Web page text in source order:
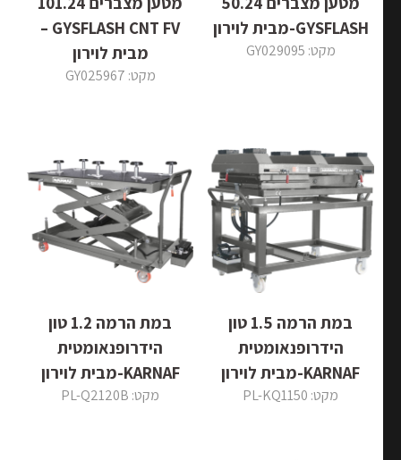
GYSFLASH-מבית לוירון
מקט: GY029095
GYSFLASH CNT FV –
מבית לוירון
מקט: GY025967
במת הרמה 1.5 טון
הידרופנאומטית
KARNAF-מבית לוירון
מקט: PL-KQ1150
במת הרמה 1.2 טון
הידרופנאומטית
KARNAF-מבית לוירון
מקט: PL-Q2120B